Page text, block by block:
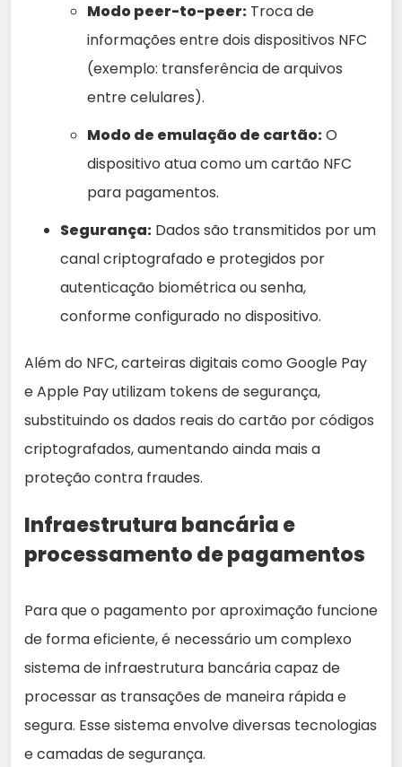
Modo peer-to-peer: Troca de
informações entre dois dispositivos NFC
(exemplo: transferência de arquivos
entre celulares).
Modo de emulação de cartão:O
dispositivo atua como um cartão NFC
para pagamentos.
Segurança: Dados são transmitidos por um
canal criptografado e protegidos por
autenticação biométrica ou senha,
conforme configurado no dispositivo.
Além do NFC, carteiras digitais como Google Pay
e Apple Pay utilizam tokens de segurança,
substituindo os dados reais do cartão por códigos
criptografados, aumentando ainda mais a
proteção contra fraudes.
Infraestrutura bancária e
processamento de pagamentos
Para que o pagamento por aproximação funcione
de forma eficiente, é necessário um complexo
sistema de infraestrutura bancária capaz de
processar as transações de maneira rápida e
segura. Esse sistema envolve diversas tecnologias
e camadas de segurança.